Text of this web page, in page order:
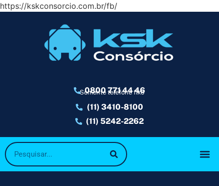
https://kskconsorcio.com.br/fb/
0800 771 44 46
Somente telefone fixo
(11) 3410-8100
(11) 5242-2262